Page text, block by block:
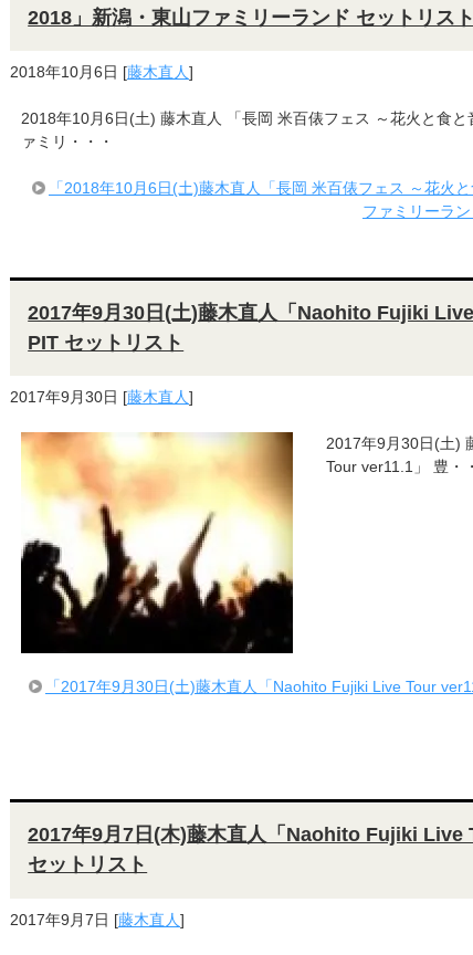
2018」新潟・東山ファミリーランド セットリスト
2018年10月6日 [藤木直人]
2018年10月6日(土) 藤木直人 「長岡 米百俵フェス ～花火と食
ァミリ・・・
「2018年10月6日(土)藤木直人「長岡 米百俵フェス ～花火
ファミリーラ
2017年9月30日(土)藤木直人「Naohito Fujiki
PIT セットリスト
2017年9月30日 [藤木直人]
2017年9月30日(土)
Tour ver11.1」 豊・
「2017年9月30日(土)藤木直人「Naohito Fujiki Live Tour
2017年9月7日(木)藤木直人「Naohito Fujiki Live
セットリスト
2017年9月7日 [藤木直人]